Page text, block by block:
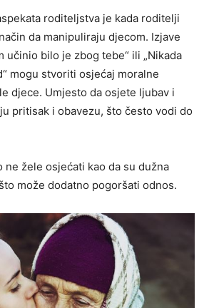
roditeljstva je kada roditelji
da manipuliraju djecom. Izjave
učinio bilo je zbog tebe“ ili „Nikada
mogu stvoriti osjećaj moralne
djece. Umjesto da osjete ljubav i
pritisak i obavezu, što često vodi do
ne žele osjećati kao da su dužna
može dodatno pogoršati odnos.